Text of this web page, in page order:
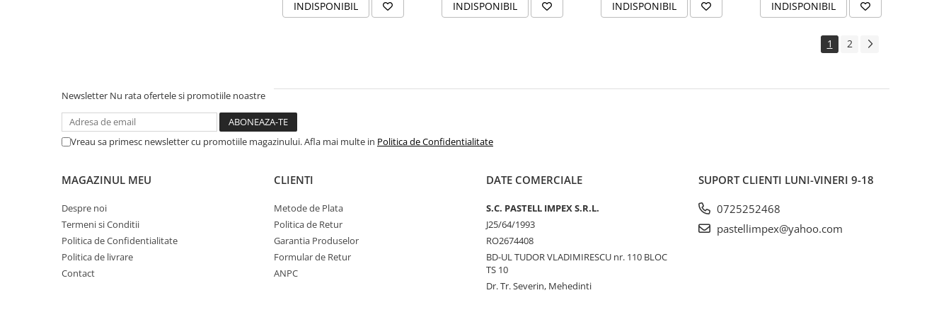
INDISPONIBIL INDISPONIBIL INDISPONIBIL INDISPONIBIL
1 2
Newsletter Nu rata ofertele si promotiile noastre
Vreau sa primesc newsletter cu promotiile magazinului. Afla mai multe in Politica de Confidentialitate
MAGAZINUL MEU
Despre noi
Termeni si Conditii
Politica de Confidentialitate
Politica de livrare
Contact
CLIENTI
Metode de Plata
Politica de Retur
Garantia Produselor
Formular de Retur
ANPC
DATE COMERCIALE
S.C. PASTELL IMPEX S.R.L.
J25/64/1993
RO2674408
BD-UL TUDOR VLADIMIRESCU nr. 110 BLOC
TS 10
Dr. Tr. Severin, Mehedinti
SUPORT CLIENTI LUNI-VINERI 9-18
0725252468
pastellimpex@yahoo.com